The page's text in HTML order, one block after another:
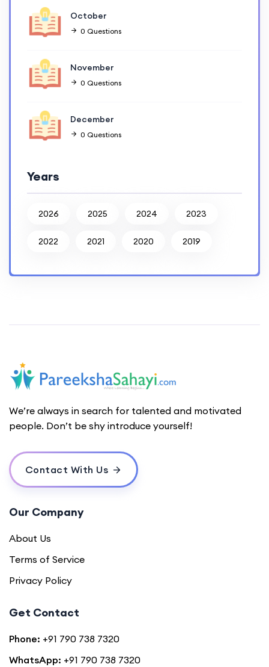
October
0 Questions
November
0 Questions
December
0 Questions
Years
2026 2025 2024 2023
2022 2021 2020 2019
We’re always in search for talented and motivated
people. Don’t be shy introduce yourself!
Contact With Us
Our Company
About Us
Terms of Service
Privacy Policy
Get Contact
Phone: +91 790 738 7320
WhatsApp: +91 790 738 7320